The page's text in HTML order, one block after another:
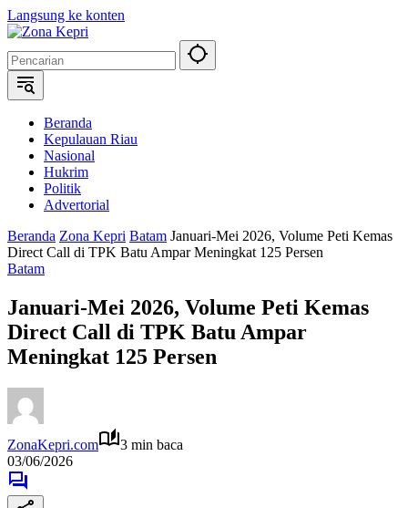
Langsung ke konten
Beranda
Kepulauan Riau
Nasional
Hukrim
Politik
Advertorial
Beranda Zona Kepri Batam Januari-Mei 2026, Volume Peti Kemas
Direct Call di TPK Batu Ampar Meningkat 125 Persen
Batam
Januari-Mei 2026, Volume Peti Kemas
Direct Call di TPK Batu Ampar
Meningkat 125 Persen
ZonaKepri.com
3 min baca
03/06/2026